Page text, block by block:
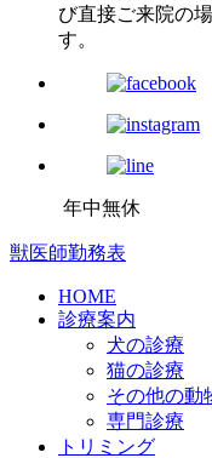
び直接ご来院の
す。
年中無休
獣医師勤務表
HOME
診療案内
犬の診療
猫の診療
その他の動
専門診療
トリミング